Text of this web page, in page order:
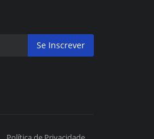
Se Inscrever